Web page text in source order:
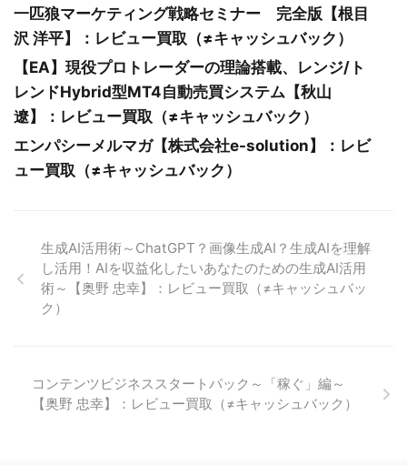
一匹狼マーケティング戦略セミナー 完全版【根目
沢 洋平】：レビュー買取（≠キャッシュバック）
【EA】現役プロトレーダーの理論搭載、レンジ/ト
レンドHybrid型MT4自動売買システム【秋山
遼】：レビュー買取（≠キャッシュバック）
エンパシーメルマガ【株式会社e-solution】：レビ
ュー買取（≠キャッシュバック）
生成AI活用術～ChatGPT？画像生成AI？生成AIを理解
し活用！AIを収益化したいあなたのための生成AI活用
術～【奥野 忠幸】：レビュー買取（≠キャッシュバッ
ク）
コンテンツビジネススタートパック～「稼ぐ」編～
【奥野 忠幸】：レビュー買取（≠キャッシュバック）